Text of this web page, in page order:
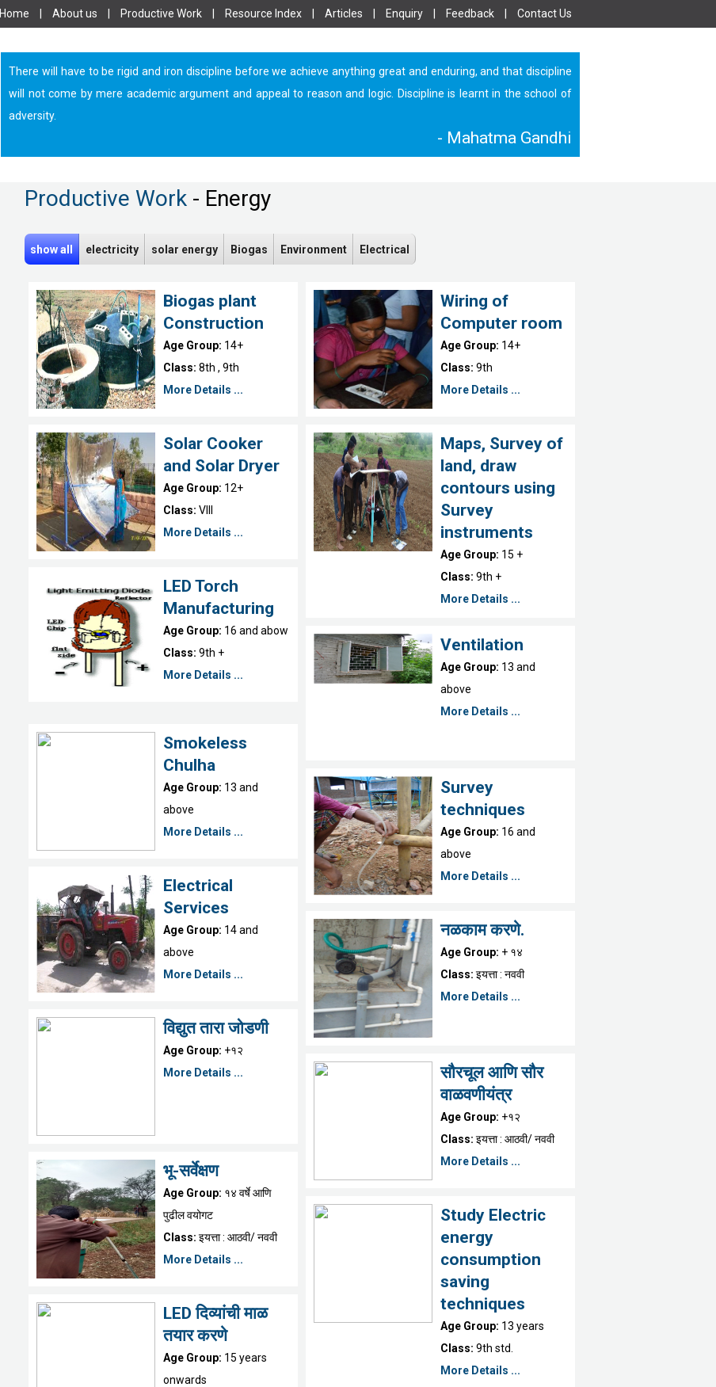
Home About us Productive Work Resource Index Articles Enquiry Feedback Contact Us
There will have to be rigid and iron discipline before we achieve anything great and enduring, and that discipline
will not come by mere academic argument and appeal to reason and logic. Discipline is learnt in the school of
adversity.
- Mahatma Gandhi
Productive Work - Energy
show all electricity solar energy Biogas Environment Electrical
Biogas plant
Construction
Age Group: 14+
Class: 8th , 9th
More Details ...
Wiring of
Computer room
Age Group: 14+
Class: 9th
More Details ...
Solar Cooker
and Solar Dryer
Age Group: 12+
Class: VIII
More Details ...
Maps, Survey of
land, draw
contours using
Survey
instruments
Age Group: 15 +
Class: 9th +
More Details ...
LED Torch
Manufacturing
Age Group: 16 and abow
Class: 9th +
More Details ...
Ventilation
Age Group: 13 and
above
More Details ...
Smokeless
Chulha
Age Group: 13 and
above
More Details ...
Survey
techniques
Age Group: 16 and
above
More Details ...
Electrical
Services
Age Group: 14 and
above
More Details ...
नळकाम करणे.
Age Group: + १४
Class: इयत्ता : नववी
More Details ...
विद्युत तारा जोडणी
Age Group: +१२
More Details ...
सौरचूल आणि सौर
वाळवणीयंत्र
Age Group: +१२
Class: इयत्ता : आठवी/ नववी
More Details ...
भू-सर्वेक्षण
Age Group: १४ वर्षे आणि
पुढील वयोगट
Class: इयत्ता : आठवी/ नववी
More Details ...
Study Electric
energy
consumption
saving
techniques
Age Group: 13 years
Class: 9th std.
More Details ...
LED दिव्यांची माळ
तयार करणे
Age Group: 15 years
onwards